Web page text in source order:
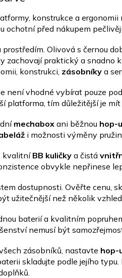
konstrukce a ergonomii
ochotní před nákupem
Olivová s černou
zachovají praktický a snadno
konstrukci, zásobníky a
není vhodné vybírat pouze
platforma, tím důležitější je
mechabox ani běžnou hop-
i možnosti výměny
, kvalitní BB kuličky a čistá
obvykle nepřinese
dostupnosti. Ověřte cenu,
užitečnější než několik
baterií a kvalitním
nemusí být
zásobníků, nastavte hop-
skladujte podle jejího